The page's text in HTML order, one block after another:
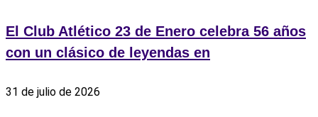
El Club Atlético 23 de Enero celebra 56 años
con un clásico de leyendas en
31 de julio de 2026